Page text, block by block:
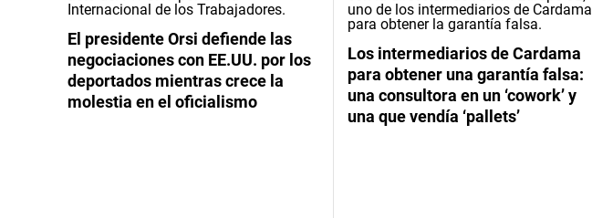
El presidente Orsi defiende las
negociaciones con EE.UU. por los
deportados mientras crece la
molestia en el oficialismo
Los intermediarios de Cardama
para obtener una garantía falsa:
una consultora en un ‘cowork’ y
una que vendía ‘pallets’